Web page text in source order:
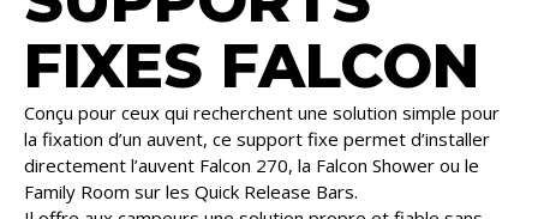
FIXES FALCON
Conçu pour ceux qui recherchent une solution simple pour
la fixation d’un auvent, ce support fixe permet d’installer
directement l’auvent Falcon 270, la Falcon Shower ou le
Family Room sur les Quick Release Bars.